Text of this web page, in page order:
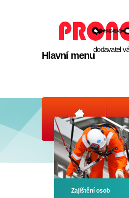
dodavatel
Hlavní menu
Úvod
Zajištění osob